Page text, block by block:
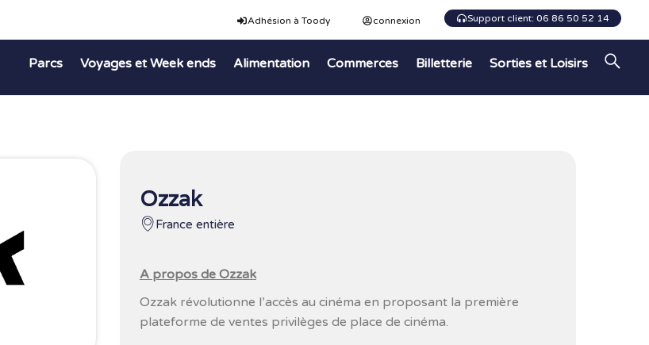
Adhésion à Toody connexion Support client: 06 86 50 52 14
Parcs Voyages et Week ends Alimentation Commerces Billetterie Sorties et Loisirs
Ozzak
France entière
A propos de Ozzak
Ozzak révolutionne l’accès au cinéma en proposant la première
plateforme de ventes privilèges de place de cinéma.